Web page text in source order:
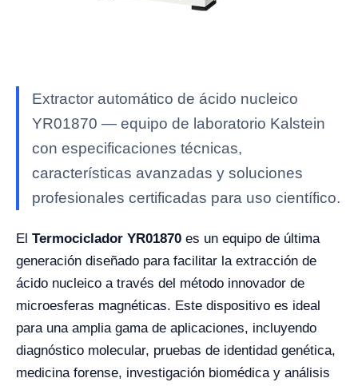
Extractor automático de ácido nucleico
YR01870 — equipo de laboratorio Kalstein
con especificaciones técnicas,
características avanzadas y soluciones
profesionales certificadas para uso científico.
El Termociclador YR01870 es un equipo de última
generación diseñado para facilitar la extracción de
ácido nucleico a través del método innovador de
microesferas magnéticas. Este dispositivo es ideal
para una amplia gama de aplicaciones, incluyendo
diagnóstico molecular, pruebas de identidad genética,
medicina forense, investigación biomédica y análisis